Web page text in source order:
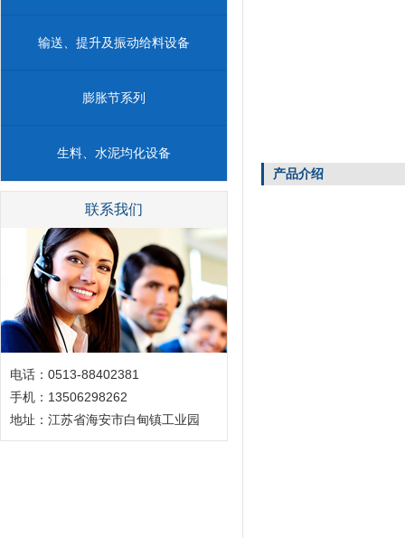
输送、提升及振动给料设备
膨胀节系列
生料、水泥均化设备
联系我们
电话：0513-88402381
手机：13506298262
地址：江苏省海安市白甸镇工业园
产品介绍